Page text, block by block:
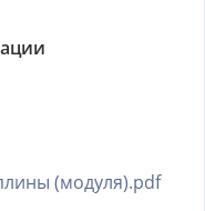
(модуля).pdf